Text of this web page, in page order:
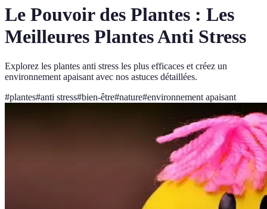
Le Pouvoir des Plantes : Les
Meilleures Plantes Anti Stress
Explorez les plantes anti stress les plus efficaces et créez un
environnement apaisant avec nos astuces détaillées.
#plantes#anti stress#bien-être#nature#environnement apaisant